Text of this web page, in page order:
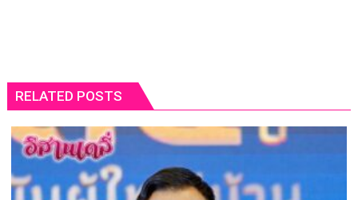
RELATED POSTS